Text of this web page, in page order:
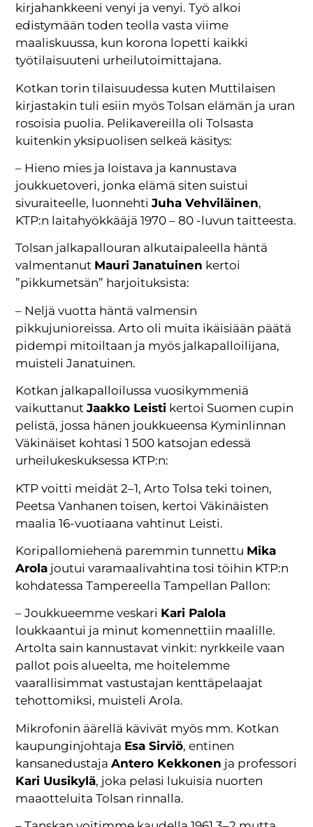
kirjahankkeeni venyi ja venyi. Työ alkoi
edistymään toden teolla vasta viime
maaliskuussa, kun korona lopetti kaikki
työtilaisuuteni urheilutoimittajana.
Kotkan torin tilaisuudessa kuten Muttilaisen
kirjastakin tuli esiin myös Tolsan elämän ja uran
rosoisia puolia. Pelikavereilla oli Tolsasta
kuitenkin yksipuolisen selkeä käsitys:
– Hieno mies ja loistava ja kannustava
joukkuetoveri, jonka elämä siten suistui
sivuraiteelle, luonnehtiJuha Vehviläinen,
KTP:n laitahyökkääjä 1970 – 80 -luvun taitteesta.
Tolsan jalkapallouran alkutaipaleella häntä
valmentanut Mauri Janatuinen kertoi
”pikkumetsän” harjoituksista:
– Neljä vuotta häntä valmensin
pikkujunioreissa. Arto oli muita ikäisiään päätä
pidempi mitoiltaan ja myös jalkapalloilijana,
muisteli Janatuinen.
Kotkan jalkapalloilussa vuosikymmeniä
vaikuttanutJaakko Leisti kertoi Suomen cupin
pelistä, jossa hänen joukkueensa Kyminlinnan
Väkinäiset kohtasi 1 500 katsojan edessä
urheilukeskuksessa KTP:n:
KTP voitti meidät 2–1, Arto Tolsa teki toinen,
Peetsa Vanhanen toisen, kertoi Väkinäisten
maalia 16-vuotiaana vahtinut Leisti.
Koripallomiehenä paremmin tunnettu Mika
Arola joutui varamaalivahtina tosi töihin KTP:n
kohdatessa Tampereella Tampellan Pallon:
– Joukkueemme veskari Kari Palola
loukkaantui ja minut komennettiin maalille.
Artolta sain kannustavat vinkit: nyrkkeile vaan
pallot pois alueelta, me hoitelemme
vaarallisimmat vastustajan kenttäpelaajat
tehottomiksi, muisteli Arola.
Mikrofonin äärellä kävivät myös mm. Kotkan
kaupunginjohtaja Esa Sirviö, entinen
kansanedustajaAntero Kekkonen ja professori
Kari Uusikylä, joka pelasi lukuisia nuorten
maaotteluita Tolsan rinnalla.